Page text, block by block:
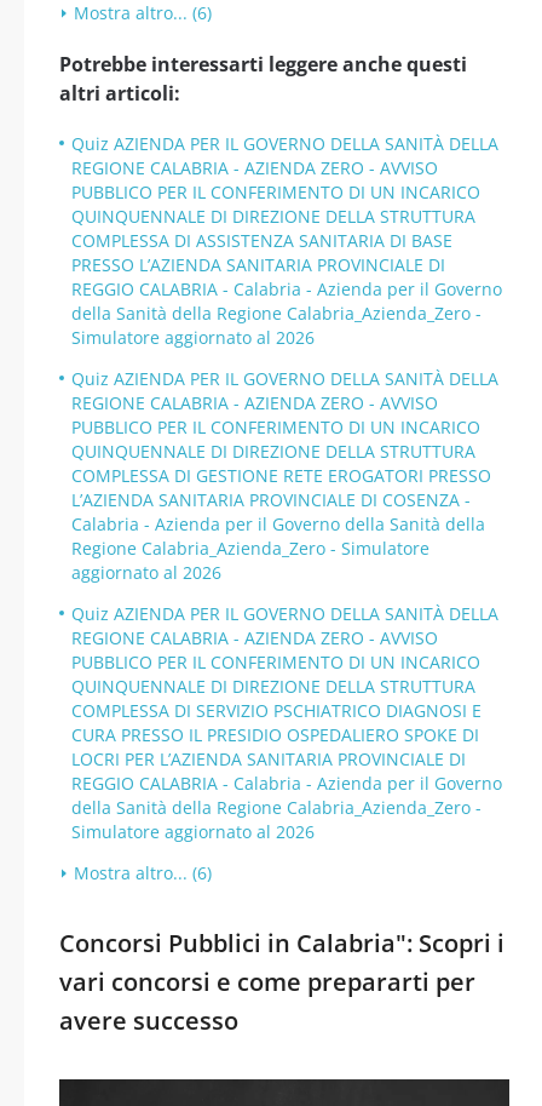
Mostra altro... (6)
Potrebbe interessarti leggere anche questi
altri articoli:
Quiz AZIENDA PER IL GOVERNO DELLA SANITÀ DELLA
REGIONE CALABRIA - AZIENDA ZERO - AVVISO
PUBBLICO PER IL CONFERIMENTO DI UN INCARICO
QUINQUENNALE DI DIREZIONE DELLA STRUTTURA
COMPLESSA DI ASSISTENZA SANITARIA DI BASE
PRESSO L’AZIENDA SANITARIA PROVINCIALE DI
REGGIO CALABRIA - Calabria - Azienda per il Governo
della Sanità della Regione Calabria_Azienda_Zero -
Simulatore aggiornato al 2026
Quiz AZIENDA PER IL GOVERNO DELLA SANITÀ DELLA
REGIONE CALABRIA - AZIENDA ZERO - AVVISO
PUBBLICO PER IL CONFERIMENTO DI UN INCARICO
QUINQUENNALE DI DIREZIONE DELLA STRUTTURA
COMPLESSA DI GESTIONE RETE EROGATORI PRESSO
L’AZIENDA SANITARIA PROVINCIALE DI COSENZA -
Calabria - Azienda per il Governo della Sanità della
Regione Calabria_Azienda_Zero - Simulatore
aggiornato al 2026
Quiz AZIENDA PER IL GOVERNO DELLA SANITÀ DELLA
REGIONE CALABRIA - AZIENDA ZERO - AVVISO
PUBBLICO PER IL CONFERIMENTO DI UN INCARICO
QUINQUENNALE DI DIREZIONE DELLA STRUTTURA
COMPLESSA DI SERVIZIO PSCHIATRICO DIAGNOSI E
CURA PRESSO IL PRESIDIO OSPEDALIERO SPOKE DI
LOCRI PER L’AZIENDA SANITARIA PROVINCIALE DI
REGGIO CALABRIA - Calabria - Azienda per il Governo
della Sanità della Regione Calabria_Azienda_Zero -
Simulatore aggiornato al 2026
Mostra altro... (6)
Concorsi Pubblici in Calabria": Scopri i
vari concorsi e come prepararti per
avere successo